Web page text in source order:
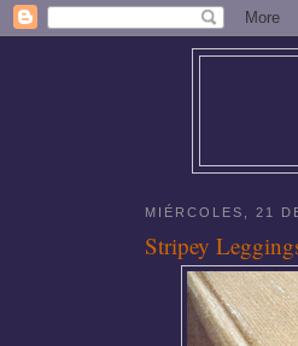
MIÉRCOLES, 21
Stripey